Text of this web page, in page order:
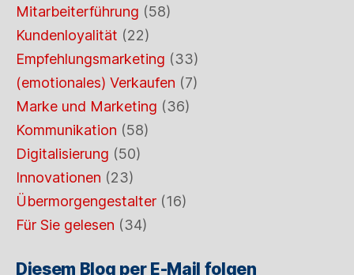
Mitarbeiterführung (58)
Kundenloyalität (22)
Empfehlungsmarketing (33)
(emotionales) Verkaufen (7)
Marke und Marketing (36)
Kommunikation (58)
Digitalisierung (50)
Innovationen (23)
Übermorgengestalter (16)
Für Sie gelesen (34)
Diesem Blog per E-Mail folgen